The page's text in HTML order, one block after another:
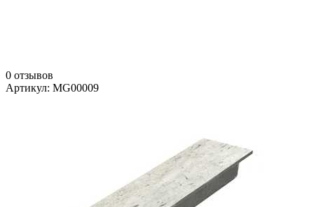
0 отзывов
Артикул: MG00009